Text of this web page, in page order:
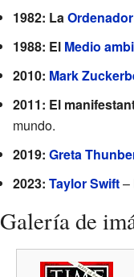
1982: LaOrdenador
1988: El Medio
2010: Mark
2011: El
mundo.
2019: Greta
2023: Taylor Swift–
Galería de